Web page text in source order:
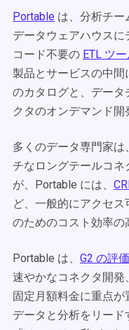
Portable は、分析チー
データウェアハウスに
コード不要の ETL ツ
製品とサービスの中間
のカタログと、データ
クタのオンデマンド開
多くのデータ専門家
チなロングテールコ
が、Portable には、
ど、一般的にアクセ
のためのコスト効率の
Portable は、 G2 の評
速やかなコネクタ開
固定月額料金に重点が
データと分析をリード